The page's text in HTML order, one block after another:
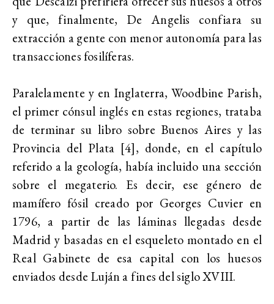
y que, finalmente, De Angelis confiara su
extracción a gente con menor autonomía para las
transacciones fosilíferas.
Paralelamente y en Inglaterra, Woodbine Parish,
el primer cónsul inglés en estas regiones, trataba
de terminar su libro sobre Buenos Aires y las
Provincia del Plata [4], donde, en el capítulo
referido a la geología, había incluido una sección
sobre el megaterio. Es decir, ese género de
mamífero fósil creado por Georges Cuvier en
1796, a partir de las láminas llegadas desde
Madrid y basadas en el esqueleto montado en el
Real Gabinete de esa capital con los huesos
enviados desde Luján a fines del siglo XVIII.